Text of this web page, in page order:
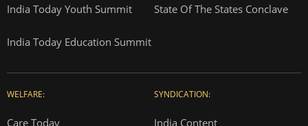
India Today Youth Summit State Of The States Conclave
India Today Education Summit
WELFARE:
Care Today
SYNDICATION:
India Content